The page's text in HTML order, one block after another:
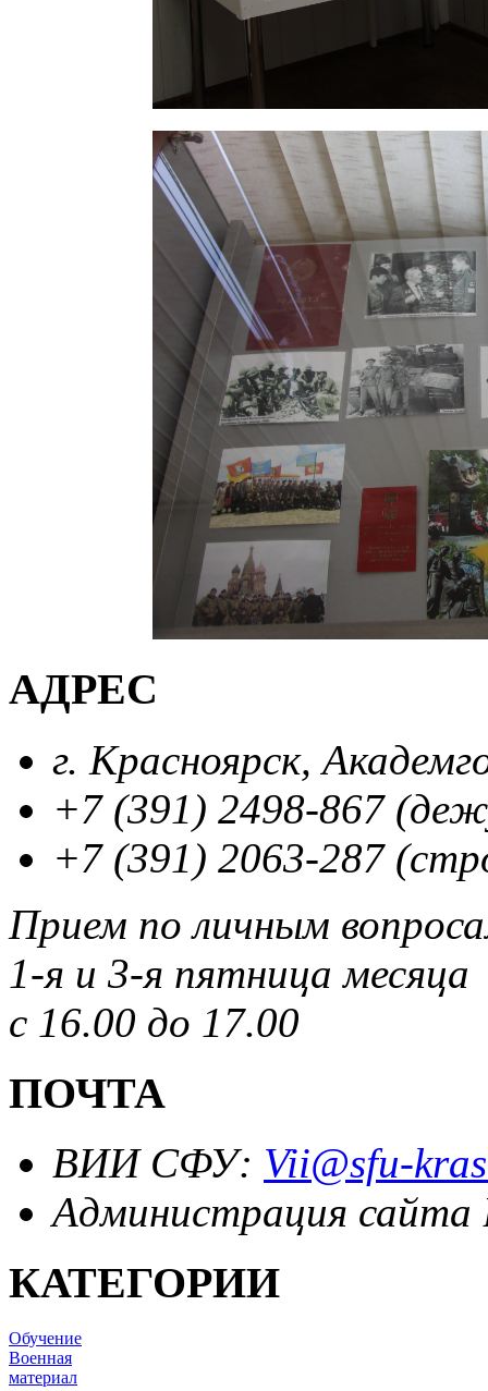
АДРЕС
г. Красноярск,
+7 (391) 2498-867
+7 (391) 2063-287
Прием по личным
1-я и 3-я пятница месяца
с 16.00 до 17.00
ПОЧТА
ВИИ СФУ: Vii@sfu-
Администрация
КАТЕГОРИИ
Обучение
Военная
материал